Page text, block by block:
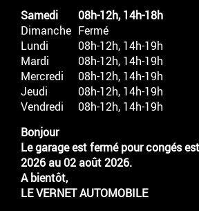
Samedi
08h-12h, 14h-18h
Dimanche Fermé
Lundi
08h-12h, 14h-19h
Mardi
08h-12h, 14h-19h
Mercredi
08h-12h, 14h-19h
Jeudi
08h-12h, 14h-19h
Vendredi
08h-12h, 14h-19h
Bonjour
Le garage est fermé pour congés
2026 au 02 août 2026.
A bientôt,
LE VERNET AUTOMOBILE